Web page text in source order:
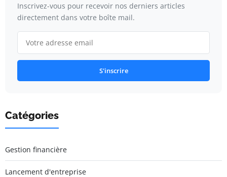
Inscrivez-vous pour recevoir nos derniers articles
directement dans votre boîte mail.
S'inscrire
Catégories
Gestion financière
Lancement d'entreprise